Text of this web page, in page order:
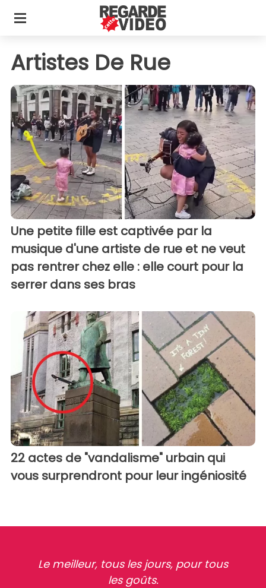
Artistes De Rue
Une petite fille est captivée par la
musique d'une artiste de rue et ne veut
pas rentrer chez elle : elle court pour la
serrer dans ses bras
22 actes de "vandalisme" urbain qui
vous surprendront pour leur ingéniosité
Le meilleur, tous les jours, pour tous
les goûts.